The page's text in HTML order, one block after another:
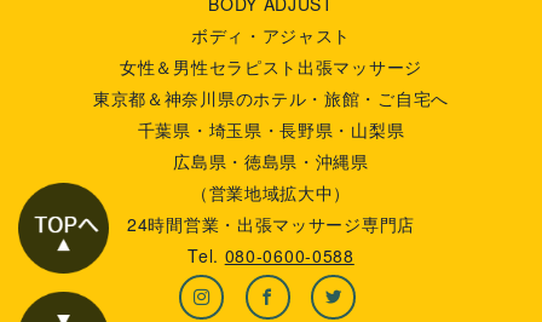
ボディ・アジャスト
女性＆男性セラピスト出張マッサージ
東京都＆神奈川県のホテル・旅館・ご自宅へ
千葉県・埼玉県・長野県・山梨県
広島県・徳島県・沖縄県
（営業地域拡大中）
24時間営業・出張マッサージ専門店
Tel. 080-0600-0588